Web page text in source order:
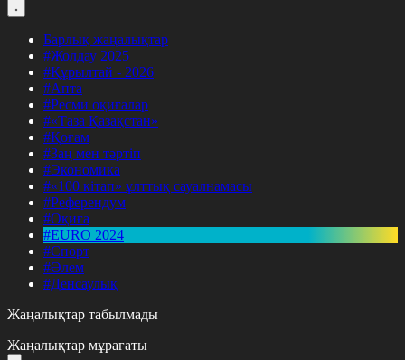
Барлық жаңалықтар
#Жолдау 2025
#Құрылтай - 2026
#Апта
#Ресми оқиғалар
#«Таза Қазақстан»
#Қоғам
#Заң мен тәртіп
#Экономика
#«100 кітап» ұлттық сауалнамасы
#Референдум
#Оқиға
#EURO 2024
#Спорт
#Әлем
#Денсаулық
Жаңалықтар табылмады
Жаңалықтар мұрағаты